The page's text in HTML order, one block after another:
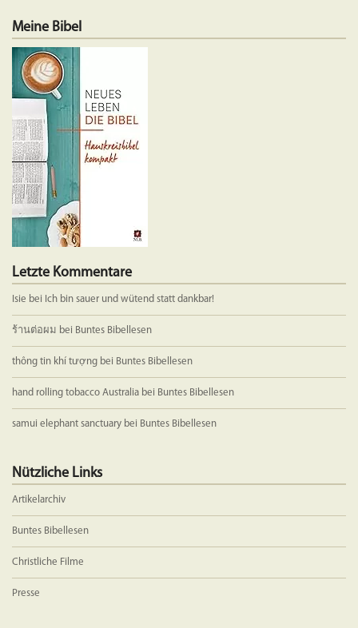
auf.
auf
der
Meine Bibel
Letzte Kommentare
Isie bei Ich bin sauer und wütend statt dankbar!
ร้านต่อผม bei Buntes Bibellesen
thông tin khí tượng bei Buntes Bibellesen
hand rolling tobacco Australia bei Buntes Bibellesen
samui elephant sanctuary bei Buntes Bibellesen
Nützliche Links
Artikelarchiv
Buntes Bibellesen
Christliche Filme
Presse